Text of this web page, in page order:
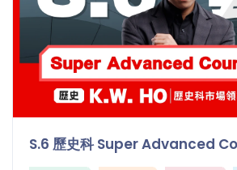
S.6 歷史科 Super Advanced